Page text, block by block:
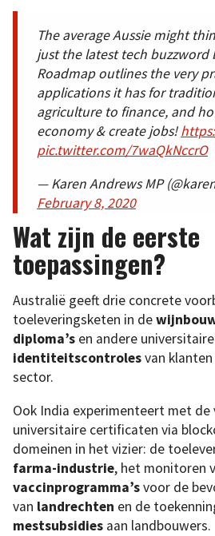
The average Aussie might
just the latest tech
Roadmap outlines the very
applications it has for
agriculture to finance, and
economy & create jobs!
pic.twitter.com/7waQkNccrO
— Karen Andrews MP
February 8, 2020
Wat zijn de eerste
toepassingen?
Australië geeft drie concrete
toeleveringsketen in de
diploma’s en andere
identiteitscontrolesvan
sector.
Ook India experimenteert met de
universitaire certificaten via
domeinen in het vizier: de
farma-industrie, het monitoren
vaccinprogramma’svoor de
van landrechten en de
mestsubsidies aan landbouwers.